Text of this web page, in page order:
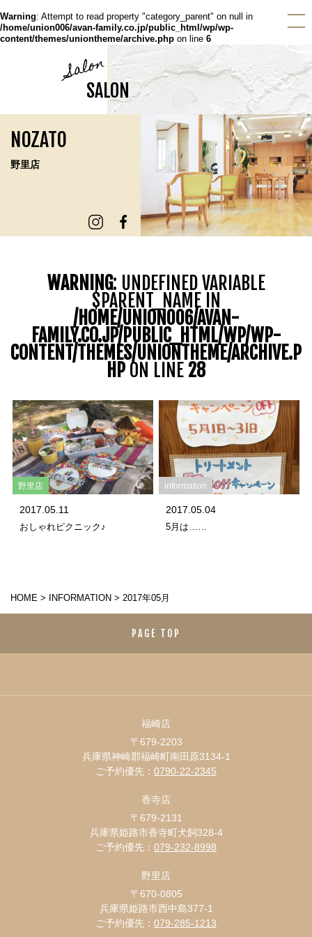
Warning: Attempt to read property "category_parent" on null in
/home/union006/avan-family.co.jp/public_html/wp/wp-
content/themes/uniontheme/archive.php on line 6
Salon
SALON
NOZATO
野里店
WARNING: UNDEFINED VARIABLE
$PARENT_NAME IN
/HOME/UNION006/AVAN-
FAMILY.CO.JP/PUBLIC_HTML/WP/WP-
CONTENT/THEMES/UNIONTHEME/ARCHIVE.P
HP ON LINE 28
野里店
2017.05.11
おしゃれピクニック♪
information
2017.05.04
5月は……
HOME > INFORMATION > 2017年05月
PAGE TOP
福崎店
〒679-2203
兵庫県神崎郡福崎町南田原3134-1
ご予約優先： 0790-22-2345
香寺店
〒679-2131
兵庫県姫路市香寺町犬飼328-4
ご予約優先： 079-232-8998
野里店
〒670-0805
兵庫県姫路市西中島377-1
ご予約優先： 079-285-1213